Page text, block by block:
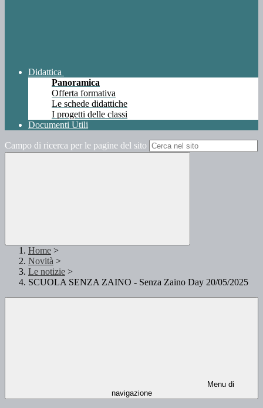
Didattica
Panoramica
Offerta formativa
Le schede didattiche
I progetti delle classi
Documenti Utili
Campo di ricerca per le pagine del sito
Home >
Novità >
Le notizie >
SCUOLA SENZA ZAINO - Senza Zaino Day 20/05/2025
Menu di
navigazione